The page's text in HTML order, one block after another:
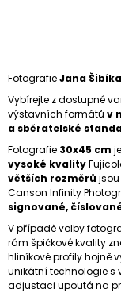
FotografieJana Šibíka
Vybírejte z dostupné
výstavních formátů v
a sběratelské
Fotografie 30x45 cm
vysoké kvality
větších rozměrů
Canson Infinity
signované,
V případě volby
rám špičkové kvality
hliníkové profily hojně
unikátní technologie s
adjustaci upoutá na